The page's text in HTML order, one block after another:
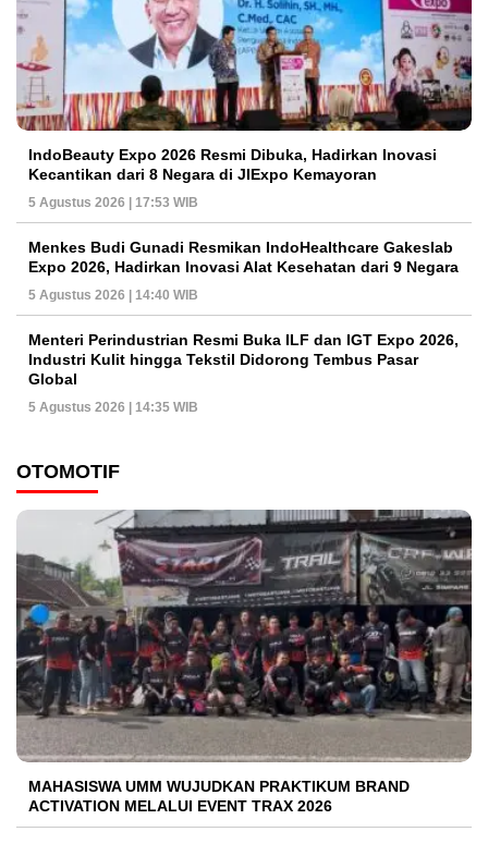
IndoBeauty Expo 2026 Resmi Dibuka, Hadirkan Inovasi
Kecantikan dari 8 Negara di JIExpo Kemayoran
5 Agustus 2026 | 17:53 WIB
Menkes Budi Gunadi Resmikan IndoHealthcare Gakeslab
Expo 2026, Hadirkan Inovasi Alat Kesehatan dari 9 Negara
5 Agustus 2026 | 14:40 WIB
Menteri Perindustrian Resmi Buka ILF dan IGT Expo 2026,
Industri Kulit hingga Tekstil Didorong Tembus Pasar
Global
5 Agustus 2026 | 14:35 WIB
OTOMOTIF
MAHASISWA UMM WUJUDKAN PRAKTIKUM BRAND
ACTIVATION MELALUI EVENT TRAX 2026